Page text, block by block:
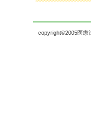
copyright©2005医